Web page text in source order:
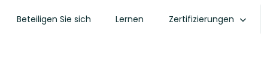
Beteiligen Sie sich Lernen Zertifizierungen